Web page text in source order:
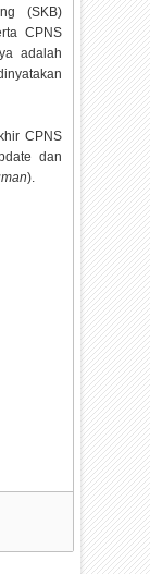
(SKB)
CPNS
adalah
CPNS
dan
).